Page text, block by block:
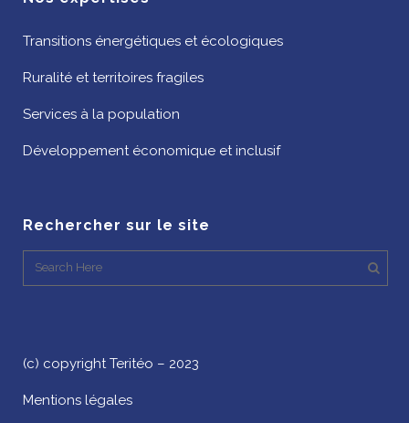
Transitions énergétiques et écologiques
Ruralité et territoires fragiles
Services à la population
Développement économique et inclusif
Rechercher sur le site
(c) copyright Teritéo – 2023
Mentions légales